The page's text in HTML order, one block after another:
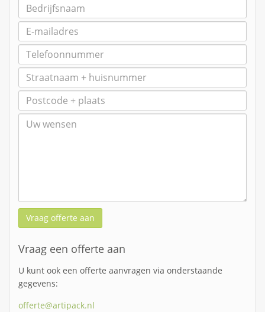
Vraag offerte aan
Vraag een offerte aan
U kunt ook een offerte aanvragen via onderstaande
gegevens:
offerte@artipack.nl